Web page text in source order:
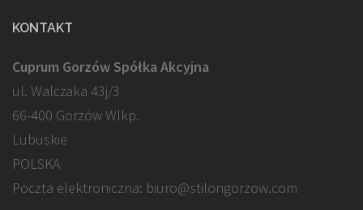
KONTAKT
Cuprum Gorzów Spółka Akcyjna
ul. Walczaka 43j/3
66-400 Gorzów Wlkp.
Lubuskie
POLSKA
Poczta elektroniczna: biuro@stilongorzow.com